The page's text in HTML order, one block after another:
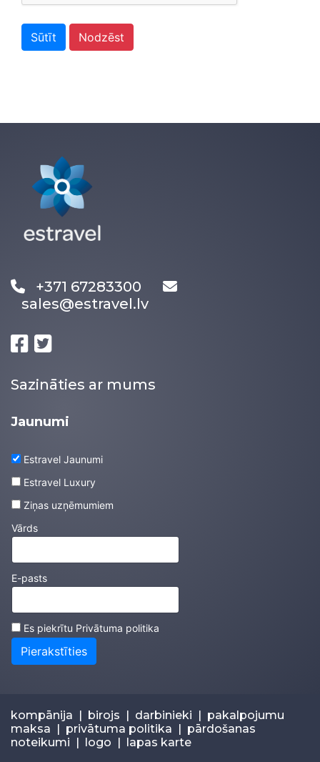
Sūtīt Nodzēst
+371 67283300
sales@estravel.lv
Sazināties ar mums
Jaunumi
Estravel Jaunumi
Estravel Luxury
Ziņas uzņēmumiem
Vārds
E-pasts
Es piekrītu Privātuma politika
Pierakstīties
kompānija | birojs | darbinieki | pakalpojumu
maksa | privātuma politika | pārdošanas
noteikumi | logo | lapas karte